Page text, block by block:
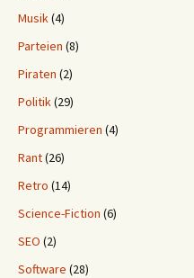
Musik(4)
Parteien (8)
Piraten (2)
Politik(29)
Programmieren (4)
Rant(26)
Retro (14)
Science-Fiction (6)
SEO (2)
Software (28)